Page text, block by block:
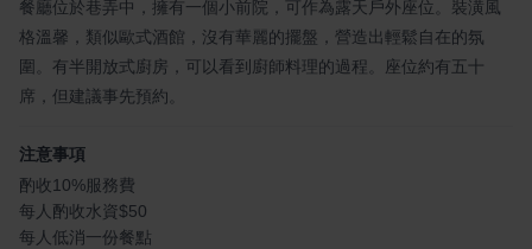
餐廳位於巷弄中，擁有一個小前院，可作為露天戶外座位。裝潢風
格溫馨，類似歐式酒館，沒有華麗的擺盤，營造出輕鬆自在的氛
圍。有半開放式廚房，可以看到廚師料理的過程。座位約有五十
席，但建議事先預約。
注意事項
酌收10%服務費
每人酌收水資$50
每人低消一份餐點